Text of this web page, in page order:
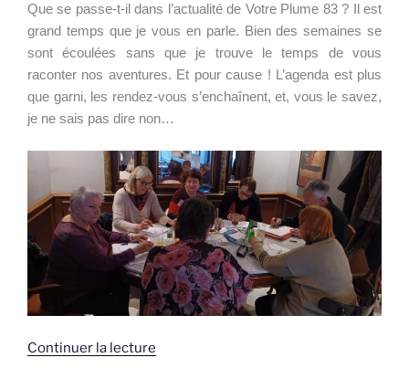
Que se passe-t-il dans l’actualité de Votre Plume 83 ? Il est
grand temps que je vous en parle. Bien des semaines se
sont écoulées sans que je trouve le temps de vous
raconter nos aventures. Et pour cause ! L’agenda est plus
que garni, les rendez-vous s’enchaînent, et, vous le savez,
je ne sais pas dire non…
Continuer la lecture